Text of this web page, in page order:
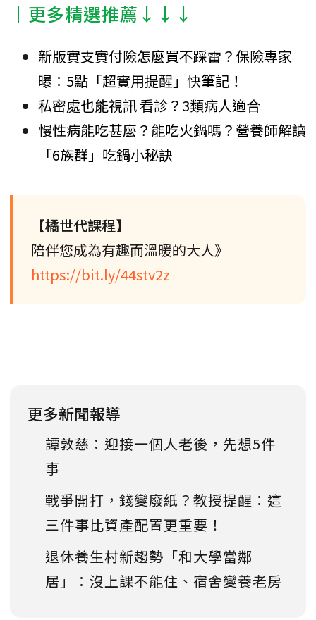
│更多精選推薦↓↓↓
新版實支實付險怎麼買不踩雷？保險專家
曝：5點「超實用提醒」快筆記！
私密處也能視訊 看診？3類病人適合
慢性病能吃甚麼？能吃火鍋嗎？營養師解讀
「6族群」吃鍋小秘訣
【橘世代課程】
陪伴您成為有趣而溫暖的大人》
https://bit.ly/44stv2z
更多新聞報導
譚敦慈：迎接一個人老後，先想5件
事
戰爭開打，錢變廢紙？教授提醒：這
三件事比資產配置更重要！
退休養生村新趨勢「和大學當鄰
居」：沒上課不能住、宿舍變養老房